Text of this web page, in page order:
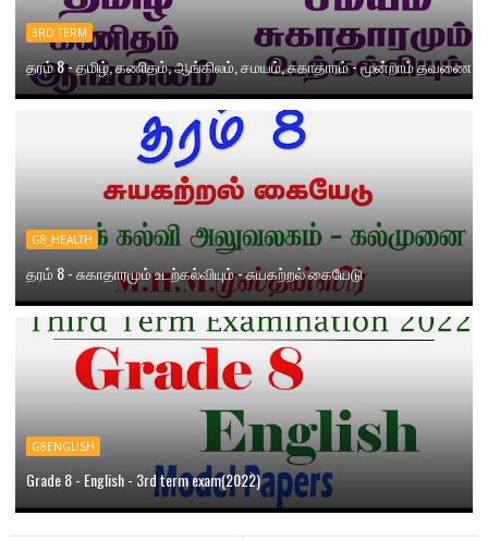
3RD TERM
தரம் 8 - தமிழ், கணிதம், ஆங்கிலம், சமயம், சுகாதாரம் - மூன்றாம் தவணை
G8_HEALTH
தரம் 8 - சுகாதாரமும் உடற்கல்வியும் - சுயகற்றல் கையேடு
G8ENGLISH
Grade 8 - English - 3rd term exam(2022)